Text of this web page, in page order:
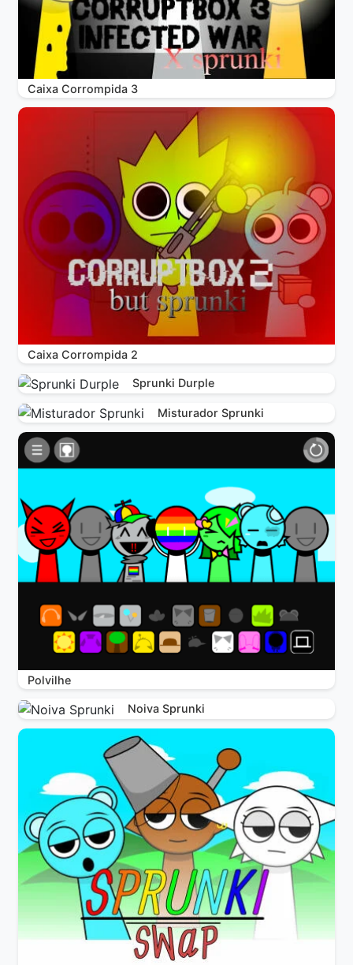
Caixa Corrompida 3
Caixa Corrompida 2
Sprunki Durple
Misturador Sprunki
Polvilhe
Noiva Sprunki